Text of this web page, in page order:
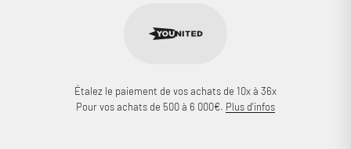
Étalez le paiement de vos achats de 10x à 36x
Pour vos achats de 500 à 6 000€. Plus d'infos